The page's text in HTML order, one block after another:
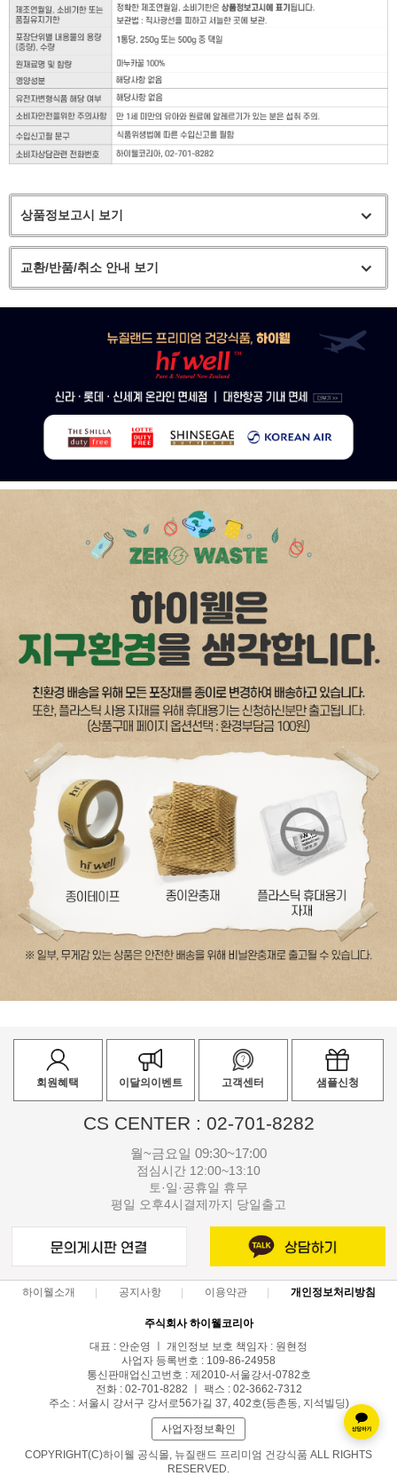
상품정보고시 보기
교환/반품/취소 안내 보기
회원혜택 이달의이벤트 고객센터 샘플신청
CS CENTER : 02-701-8282
월~금요일 09:30~17:00
점심시간 12:00~13:10
토·일·공휴일 휴무
평일 오후4시결제까지 당일출고
하이웰소개 공지사항 이용약관 개인정보처리방침
주식회사 하이웰코리아
대표 : 안순영 ㅣ 개인정보 보호 책임자 : 원현정
사업자 등록번호 : 109-86-24958
통신판매업신고번호 : 제2010-서울강서-0782호
전화 : 02-701-8282 ㅣ 팩스 : 02-3662-7312
주소 : 서울시 강서구 강서로56가길 37, 402호(등촌동, 지석빌딩)
사업자정보확인
COPYRIGHT(C)하이웰 공식몰, 뉴질랜드 프리미엄 건강식품 ALL RIGHTS
RESERVED.